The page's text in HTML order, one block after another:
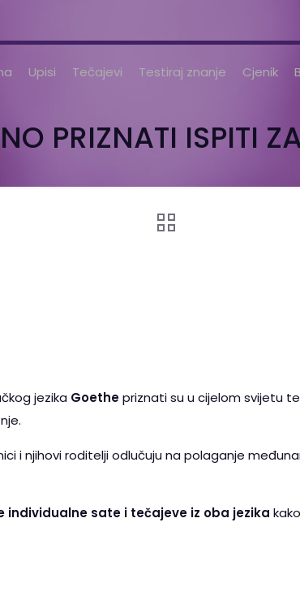
Upisi Tečajevi Testiraj znanje Cjenik
PRIZNATI ISPITI
jezika Goethepriznati su u cijelom svijetu
i njihovi roditelji odlučuju na polaganje
individualne sate i tečajeve iz oba jezika